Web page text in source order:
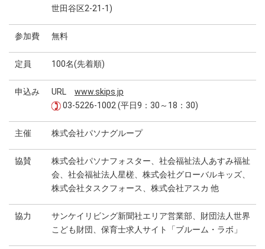
世田谷区2-21-1)
参加費 無料
定員 100名(先着順)
申込み URL www.skips.jp
03-5226-1002 (平日9：30～18：30)
主催 株式会社パソナグループ
協賛
株式会社パソナフォスター、社会福祉法人あすみ福祉
会、社会福祉法人星槎、株式会社グローバルキッズ、
株式会社タスクフォース、株式会社アスカ 他
協力
サンケイリビング新聞社エリア営業部、財団法人世界
こども財団、保育士求人サイト「ブルーム・ラボ」